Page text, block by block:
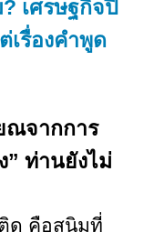
เศรษฐกิจปี
เรื่องคำพูด
จากการ
ท่านยังไม่
ด คือสนิมที่